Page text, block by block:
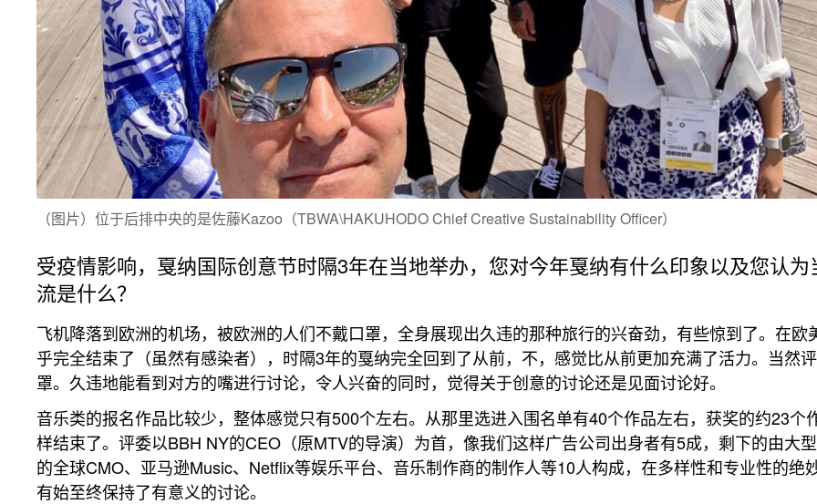
（图片）位于后排中央的是佐藤Kazoo（TBWA\HAKUHODO Chief Creative Sustainability Officer）
受疫情影响，戛纳国际创意节时隔3年在当地举办，您对今年戛纳有什么印象以及您认为
流是什么？
飞机降落到欧洲的机场，被欧洲的人们不戴口罩，全身展现出久违的那种旅行的兴奋劲，有些惊到了。在欧
乎完全结束了（虽然有感染者），时隔3年的戛纳完全回到了从前，不，感觉比从前更加充满了活力。当然
罩。久违地能看到对方的嘴进行讨论，令人兴奋的同时，觉得关于创意的讨论还是见面讨论好。
音乐类的报名作品比较少，整体感觉只有500个左右。从那里选进入围名单有40个作品左右，获奖的约23个
样结束了。评委以BBH NY的CEO（原MTV的导演）为首，像我们这样广告公司出身者有5成，剩下的由大
的全球CMO、亚马逊Music、Netflix等娱乐平台、音乐制作商的制作人等10人构成，在多样性和专业性的绝
有始至终保持了有意义的讨论。